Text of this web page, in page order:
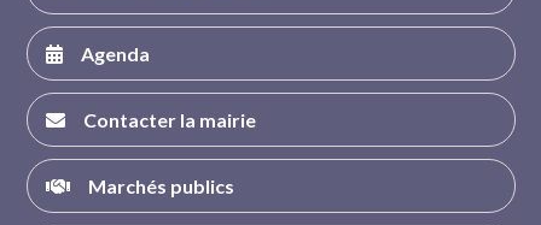
Agenda
Contacter la mairie
Marchés publics